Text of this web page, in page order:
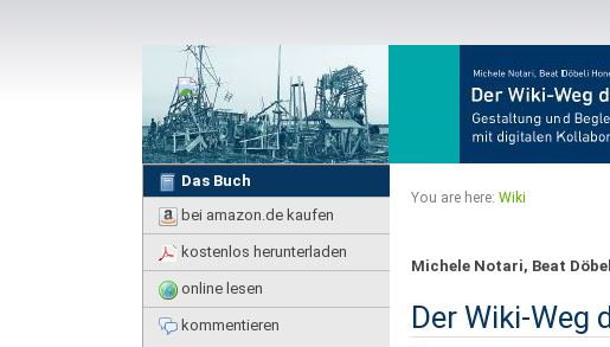
Das Buch
bei amazon.de kaufen
kostenlos herunterladen
online lesen
kommentieren
You are here: Wiki
Michele Notari, Beat
Der Wiki-Weg